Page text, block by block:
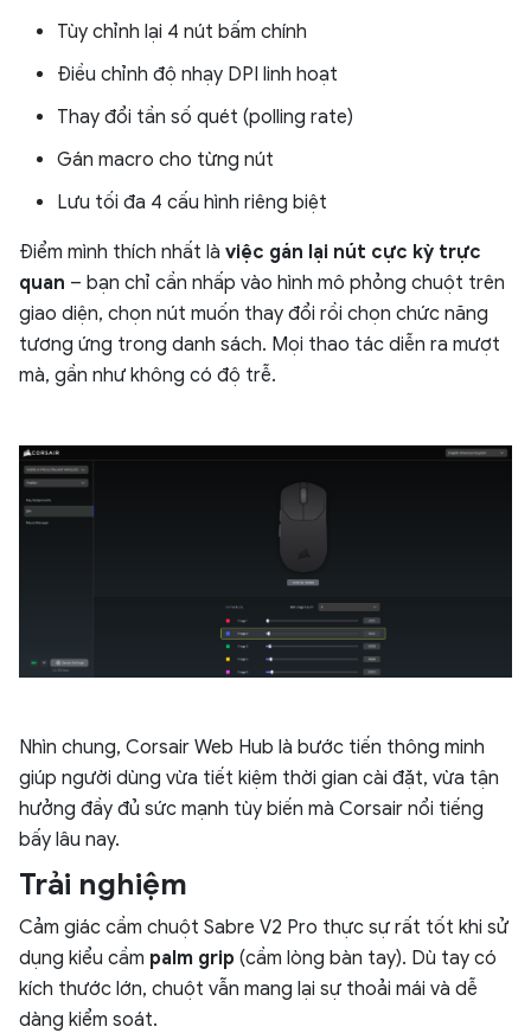
Tùy chỉnh lại 4 nút bấm chính
Điều chỉnh độ nhạy DPI linh hoạt
Thay đổi tần số quét (polling rate)
Gán macro cho từng nút
Lưu tối đa 4 cấu hình riêng biệt
Điểm mình thích nhất là việc gán lại nút cực kỳ trực
quan – bạn chỉ cần nhấp vào hình mô phỏng chuột trên
giao diện, chọn nút muốn thay đổi rồi chọn chức năng
tương ứng trong danh sách. Mọi thao tác diễn ra mượt
mà, gần như không có độ trễ.
Nhìn chung, Corsair Web Hub là bước tiến thông minh
giúp người dùng vừa tiết kiệm thời gian cài đặt, vừa tận
hưởng đầy đủ sức mạnh tùy biến mà Corsair nổi tiếng
bấy lâu nay.
Trải nghiệm
Cảm giác cầm chuột Sabre V2 Pro thực sự rất tốt khi sử
dụng kiểu cầm palm grip (cầm lòng bàn tay). Dù tay có
kích thước lớn, chuột vẫn mang lại sự thoải mái và dễ
dàng kiểm soát.